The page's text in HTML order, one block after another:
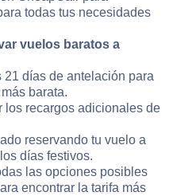
todas tus necesidades
vuelos baratos a
21 días de antelación para
barata.
los recargos adicionales de
reservando tu vuelo a
días festivos.
las opciones posibles
encontrar la tarifa más